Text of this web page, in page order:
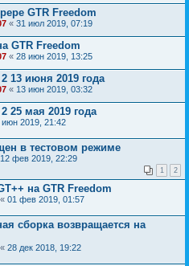
GTR Freedom
« 31 июл 2019, 07:19
GTR Freedom
« 28 июн 2019, 13:25
13 июня 2019 года
« 13 июн 2019, 03:32
25 мая 2019 года
июн 2019, 21:42
в тестовом режиме
12 фев 2019, 22:29
1 2
на GTR Freedom
« 01 фев 2019, 01:57
сборка возвращается на
« 28 дек 2018, 19:22